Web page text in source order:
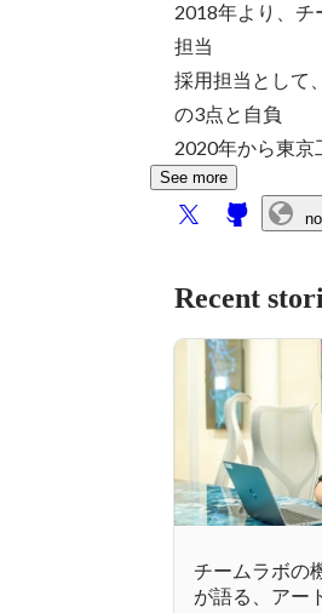
2018年より、
担当
採用担当として
の3点と自負
2020年から東京
See more
Recent
チームラボの
が語る、アー